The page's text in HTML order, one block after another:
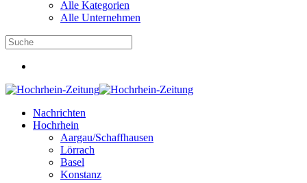
Alle Kategorien
Alle Unternehmen
Nachrichten
Hochrhein
Aargau/Schaffhausen
Lörrach
Basel
Konstanz